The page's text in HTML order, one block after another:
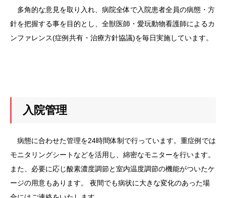
多角的な意見を取り入れ、病院全体で入院患者全員の病態・方
針を把握する事を目的とし、全獣医師・愛玩動物看護師によるカ
ンファレンス(症例共有・治療方針協議)を毎日実施しています。
入院管理
病態に合わせた管理を24時間体制で行っています。重症例では
モニタリングシートなどを活用し、綿密なモニターを行います。
また、必要に応じ酸素濃度調節と室内温度調節の機能がついたケ
ージの用意もあります。 夜間でも病状に大きな変化のあった場